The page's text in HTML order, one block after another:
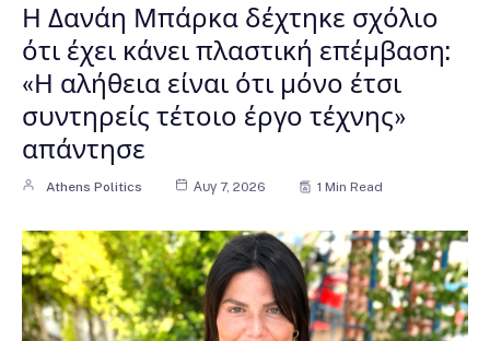
Η Δανάη Μπάρκα δέχτηκε σχόλιο
ότι έχει κάνει πλαστική επέμβαση:
«Η αλήθεια είναι ότι μόνο έτσι
συντηρείς τέτοιο έργο τέχνης»
απάντησε
Athens Politics Αυγ 7, 2026 1 Min Read